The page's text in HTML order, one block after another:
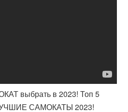
выбрать в 2023! Топ 5
САМОКАТЫ 2023!